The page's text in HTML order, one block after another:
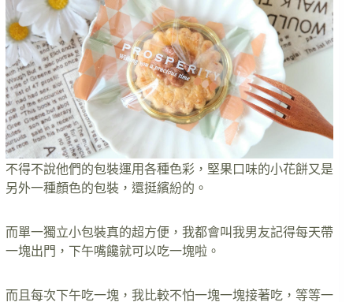
不得不說他們的包裝運用各種色彩，堅果口味的小花餅又是
另外一種顏色的包裝，還挺繽紛的。
而單一獨立小包裝真的超方便，我都會叫我男友記得每天帶
一塊出門，下午嘴饞就可以吃一塊啦。
而且每次下午吃一塊，我比較不怕一塊一塊接著吃，等等一